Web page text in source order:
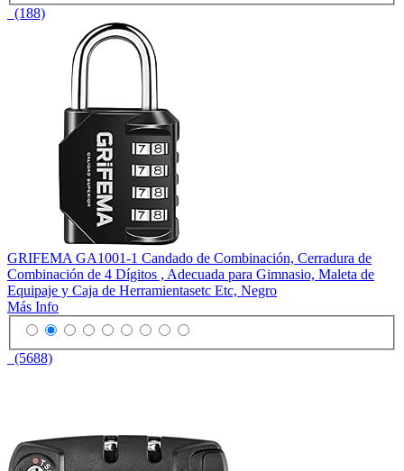
(188)
GRIFEMA GA1001-1 Candado de Combinación, Cerradura de
Combinación de 4 Dígitos , Adecuada para Gimnasio, Maleta de
Equipaje y Caja de Herramientasetc Etc, Negro
Más Info
(5688)